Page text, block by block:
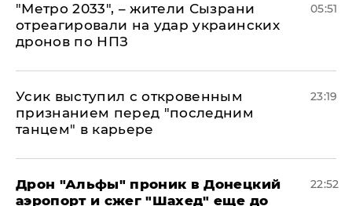
"Метро 2033", – жители Сызрани
отреагировали на удар украинских
дронов по НПЗ
05:51
Усик выступил с откровенным
признанием перед "последним
танцем" в карьере
23:19
Дрон "Альфы" проник в Донецкий
аэропорт и сжег "Шахед" еще до
22:52